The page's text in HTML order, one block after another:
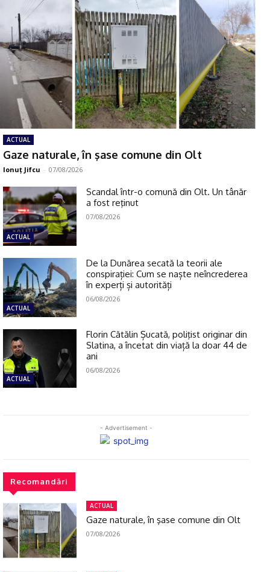
ACTUAL
Gaze naturale, în şase comune din Olt
Ionuţ Jifcu - 07/08/2026
ACTUAL
Scandal într-o comună din Olt. Un tânăr
a fost reţinut
07/08/2026
ACTUAL
De la Dunărea secată la teorii ale
conspirației: Cum se naște neîncrederea
în experți și autorități
06/08/2026
ACTUAL
Florin Cătălin Șucată, poliţist originar din
Slatina, a încetat din viață la doar 44 de
ani
06/08/2026
- Advertisement -
Recomandări
ACTUAL
Gaze naturale, în şase comune din Olt
07/08/2026